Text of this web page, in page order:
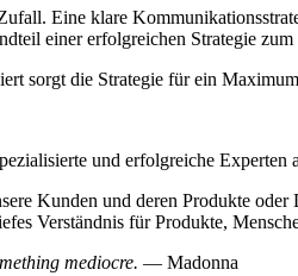
Eine klare
einer erfolgreichen Strategie
sorgt die Strategie für ein
und erfolgreiche
Kunden und deren Produkte
Verständnis für Produkte,
mediocre. — Madonna